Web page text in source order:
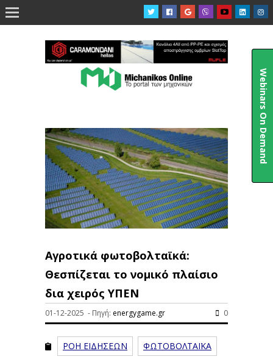

Αγροτικά φωτοβολταϊκά:
Θεσπίζεται το νομικό πλαίσιο
δια χειρός ΥΠΕΝ
01-12-2025 - Πηγή: energygame.gr 0
ΡΟΗ ΕΙΔΗΣΕΩΝ ΦΩΤΟΒΟΛΤΑΪΚΑ
Webinars On Demand